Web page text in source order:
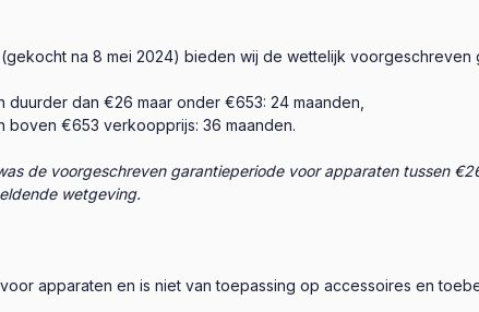
(gekocht na 8 mei 2024) bieden wij de wettelijk
duurder dan €26 maar onder €653: 24 maanden,
boven €653 verkoopprijs: 36 maanden.
de voorgeschreven garantieperiode voor apparaten tussen
wetgeving.
apparaten en is niet van toepassing op accessoires en